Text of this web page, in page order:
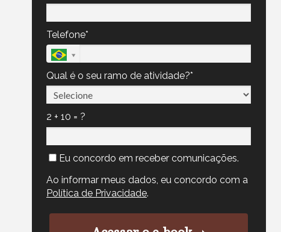
Telefone*
Qual é o seu ramo de atividade?*
2 + 10 = ?
Eu concordo em receber comunicações.
Ao informar meus dados, eu concordo com a
Política de Privacidade.